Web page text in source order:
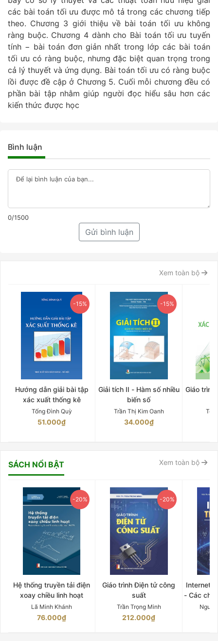
các bài toán tối ưu được mô tả trong các chương tiếp
theo. Chương 3 giới thiệu về bài toán tối ưu không
ràng buộc. Chương 4 dành cho Bài toán tối ưu tuyến
tính − bài toán đơn giản nhất trong lớp các bài toán
tối ưu có ràng buộc, nhưng đặc biệt quan trọng trong
cả lý thuyết và ứng dụng. Bài toán tối ưu có ràng buộc
lồi được đề cập ở Chương 5. Cuối mỗi chương đều có
phần bài tập nhằm giúp người đọc hiểu sâu hơn các
kiến thức được học
Bình luận
0/1500
Gửi bình luận
Xem toàn bộ
-15%
Hướng dẫn giải bài tập
xác xuất thống kê
Tống Đình Quỳ
51.000₫
-15%
Giải tích II - Hàm số nhiều
biến số
Trần Thị Kim Oanh
34.000₫
Giáo
SÁCH NỔI BẬT Xem toàn bộ
-20%
Hệ thống truyền tải điện
xoay chiều linh hoạt
Lã Minh Khánh
76.000₫
-20%
Giáo trình Điện tử công
suất
Trần Trọng Minh
212.000₫
Internet
- Các